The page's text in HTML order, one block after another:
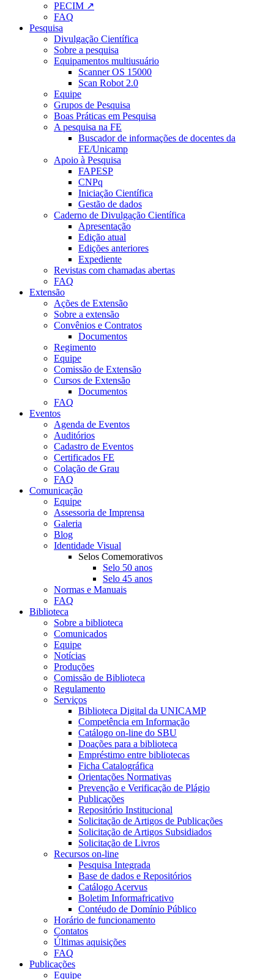
PECIM ↗
FAQ
Pesquisa
Divulgação Científica
Sobre a pesquisa
Equipamentos multiusuário
Scanner OS 15000
Scan Robot 2.0
Equipe
Grupos de Pesquisa
Boas Práticas em Pesquisa
A pesquisa na FE
Buscador de informações de docentes da
FE/Unicamp
Apoio à Pesquisa
FAPESP
CNPq
Iniciação Científica
Gestão de dados
Caderno de Divulgação Científica
Apresentação
Edição atual
Edições anteriores
Expediente
Revistas com chamadas abertas
FAQ
Extensão
Ações de Extensão
Sobre a extensão
Convênios e Contratos
Documentos
Regimento
Equipe
Comissão de Extensão
Cursos de Extensão
Documentos
FAQ
Eventos
Agenda de Eventos
Auditórios
Cadastro de Eventos
Certificados FE
Colação de Grau
FAQ
Comunicação
Equipe
Assessoria de Imprensa
Galeria
Blog
Identidade Visual
Selos Comemorativos
Selo 50 anos
Selo 45 anos
Normas e Manuais
FAQ
Biblioteca
Sobre a biblioteca
Comunicados
Equipe
Notícias
Produções
Comissão de Biblioteca
Regulamento
Serviços
Biblioteca Digital da UNICAMP
Competência em Informação
Catálogo on-line do SBU
Doações para a biblioteca
Empréstimo entre bibliotecas
Ficha Catalográfica
Orientações Normativas
Prevenção e Verificação de Plágio
Publicações
Repositório Institucional
Solicitação de Artigos de Publicações
Solicitação de Artigos Subsidiados
Solicitação de Livros
Recursos on-line
Pesquisa Integrada
Base de dados e Repositórios
Catálogo Acervus
Boletim Informafricativo
Contéudo de Domínio Público
Horário de funcionamento
Contatos
Últimas aquisições
FAQ
Publicações
Equipe